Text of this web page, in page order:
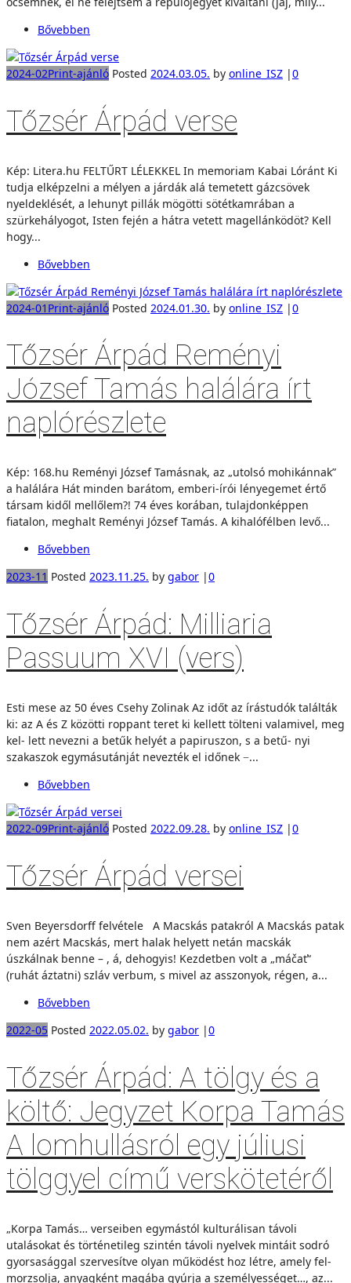
Bővebben
2024-02Print-ajánló Posted 2024.03.05. by online_ISZ |0
Tőzsér Árpád verse
Kép: Litera.hu FELTŰRT LÉLEKKEL In memoriam Kabai Lóránt Ki
tudja elképzelni a mélyen a járdák alá temetett gázcsövek
nyeldeklését, a lehunyt pillák mögötti sötétkamrában a
szürkehályogot, Isten fején a hátra vetett magellánködöt? Kell
hogy...
Bővebben
2024-01 Print-ajánló Posted 2024.01.30. by online_ISZ |0
Tőzsér Árpád Reményi
József Tamás halálára írt
naplórészlete
Kép: 168.hu Reményi József Tamásnak, az „utolsó mohikánnak”
a halálára Hát minden barátom, emberi-írói lényegemet értő
társam kidől mellőlem?! 74 éves korában, tulajdonképpen
fiatalon, meghalt Reményi József Tamás. A kihalófélben levő...
Bővebben
2023-11 Posted 2023.11.25. by gabor |0
Tőzsér Árpád: Milliaria
Passuum XVI (vers)
Esti mese az 50 éves Csehy Zolinak Az időt az írástudók találták
ki: az A és Z közötti roppant teret ki kellett tölteni valamivel, meg
kel- lett nevezni a betűk helyét a papiruszon, s a betű- nyi
szakaszok egymásutánját nevezték el időnek −...
Bővebben
2022-09Print-ajánló Posted 2022.09.28. by online_ISZ |0
Tőzsér Árpád versei
Sven Beyersdorff felvétele A Macskás patakról A Macskás patak
nem azért Macskás, mert halak helyett netán macskák
úszkálnak benne – , á, dehogyis! Kezdetben volt a „máčať“
(ruhát áztatni) szláv verbum, s mivel az asszonyok, régen, a...
Bővebben
2022-05 Posted 2022.05.02. by gabor |0
Tőzsér Árpád: A tölgy és a
költő: Jegyzet Korpa Tamás
A lomhullásról egy júliusi
tölggyel című verskötetéről
„Korpa Tamás… verseiben egymástól kulturálisan távoli
utalásokat és történetileg szintén távoli nyelvek mintáit sodró
gyorsasággal szervesítve olyan működést hoz létre, amely fel-
morzsolja, anyagként magába gyúrja a személyességet…, az...